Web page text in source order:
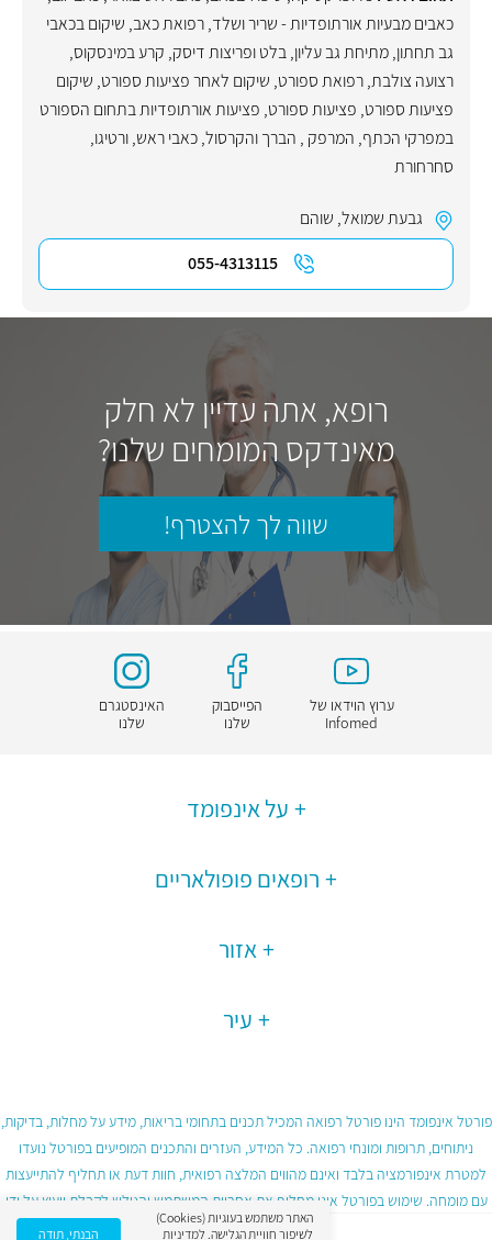
כאבים מבעיות אורתופדיות - שריר ושלד,רפואת כאב, שיקום בכאבי
גב תחתון,מתיחת גב עליון,בלט ופריצות דיסק, קרע במינסקוס,
רצועה צולבת,רפואת ספורט, שיקום לאחר פציעות ספורט, שיקום
פציעות ספורט, פציעות ספורט, פציעות אורתופדיות בתחום הספורט
במפרקי הכתף, המרפק , הברך והקרסול,כאבי ראש,ורטיגו,
סחרחורת
גבעת שמואל, שוהם
055-4313115
רופא, אתה עדיין לא חלק
מאינדקס המומחים שלנו?
שווה לך להצטרף!
ערוץ הוידאו של
Infomed
הפייסבוק
שלנו
האינסטגרם
שלנו
על אינפומד
רופאים פופולאריים
אזור
עיר
פורטל אינפומד הינו פורטל רפואה המכיל תכנים בתחומי בריאות, מידע על מחלות, בדיקות,
ניתוחים, תרופות ומונחי רפואה. כל המידע, העזרים והתכנים המופיעים בפורטל נועדו
למטרת אינפורמציה בלבד ואינם מהווים המלצה רפואית, חוות דעת או תחליף להתייעצות
עם מומחה. שימוש בפורטל אינו מחליף את אחריות המשתמש והגולש לקבלת ייעוץ על ידי
גורם רפואי מוסמך ובכפוף לתנאי השימוש בפורטל.
האתר משתמש בעוגיות (Cookies)
לשיפור חוויית הגלישה. למדיניות הבנתי, תודה